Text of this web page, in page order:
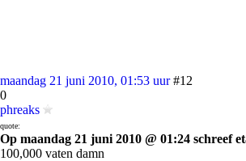
maandag 21 juni 2010, 01:53 uur #12
0
phreaks
quote:
Op maandag 21 juni 2010 @ 01:24 schreef
100,000 vaten damn